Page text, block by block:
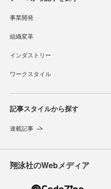
事業開発
組織変革
インダストリー
ワークスタイル
記事スタイルから探す
連載記事
翔泳社のWebメディア